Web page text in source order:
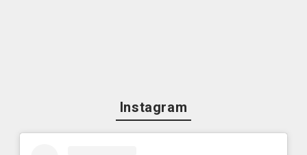
Instagram